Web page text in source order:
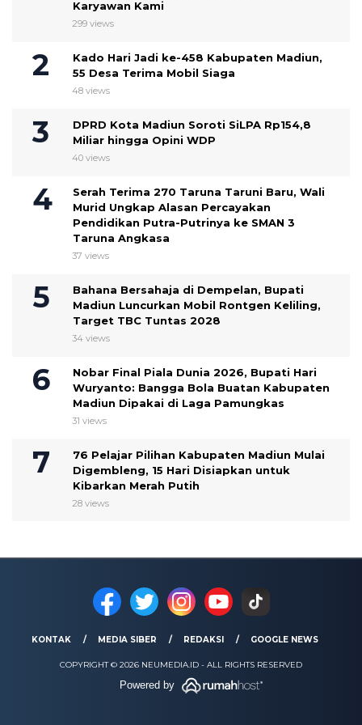
Karyawan Kami
299 views
Kado Hari Jadi ke-458 Kabupaten Madiun,
55 Desa Terima Mobil Siaga
48 views
DPRD Kota Madiun Soroti SiLPA Rp154,8
Miliar hingga Opini WDP
40 views
Serah Terima 270 Taruna Taruni Baru, Wali
Murid Ungkap Alasan Percayakan
Pendidikan Putra-Putrinya ke SMAN 3
Taruna Angkasa
37 views
Bahana Bersahaja di Dempelan, Bupati
Madiun Luncurkan Mobil Rontgen Keliling,
Target TBC Tuntas 2028
34 views
Nobar Final Piala Dunia 2026, Bupati Hari
Wuryanto: Bangga Bola Buatan Kabupaten
Madiun Dipakai di Laga Pamungkas
31 views
76 Pelajar Pilihan Kabupaten Madiun Mulai
Digembleng, 15 Hari Disiapkan untuk
Kibarkan Merah Putih
28 views
KONTAK MEDIA SIBER REDAKSI GOOGLE NEWS
COPYRIGHT © 2026 NEUMEDIA.ID - ALL RIGHTS RESERVED
Powered by